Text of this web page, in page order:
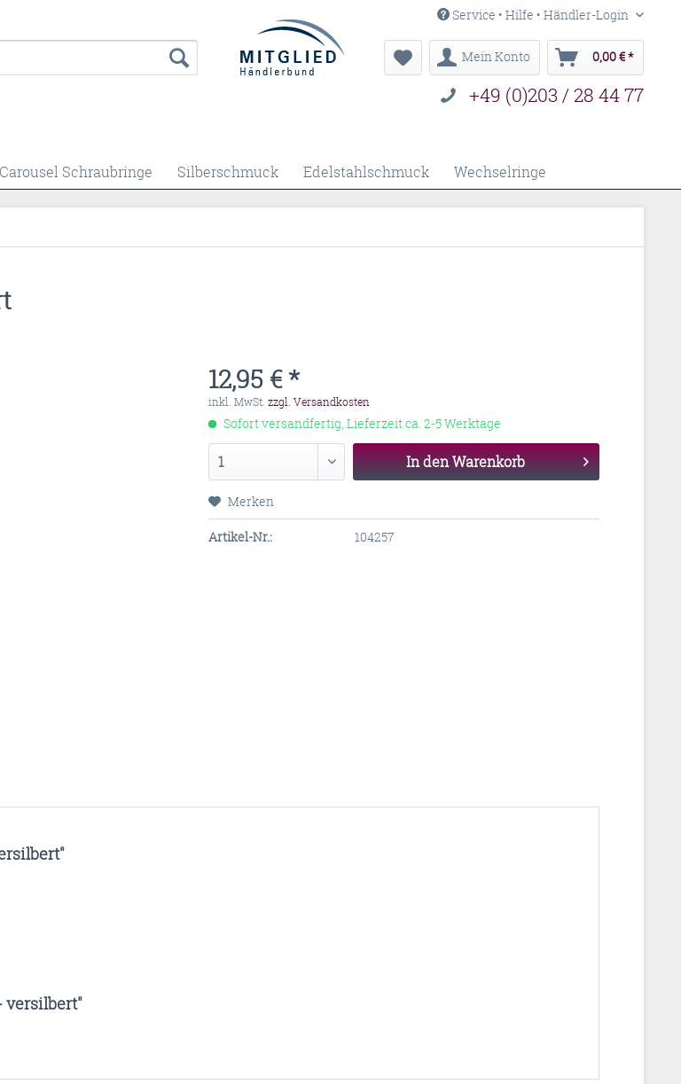
Service • Hilfe • Händler-Login
+49 (0)203 / 28 44 77
Mein Konto 0,00 € *
Carousel Schraubringe Silberschmuck Edelstahlschmuck Wechselringe
12,95 € *
inkl. MwSt.zzgl. Versandkosten
Sofort versandfertig, Lieferzeit ca. 2-5 Werktage
In denWarenkorb
Merken
Artikel-Nr.: 104257
versilbert"